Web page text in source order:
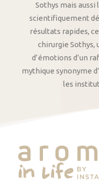
Sothys mais
scientifiquement
résultats rapides,
chirurgie Sothys,
d’émotions d’un
mythique synonyme
les